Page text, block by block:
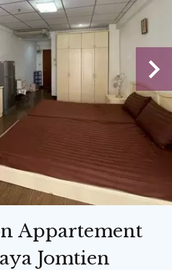
Appartement
Jomtien